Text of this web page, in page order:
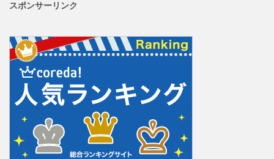
スポンサーリンク